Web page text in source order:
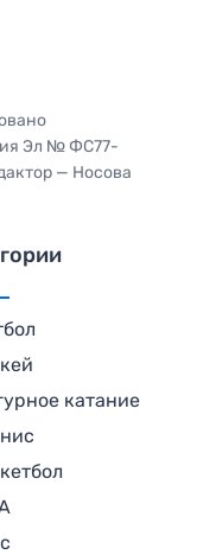
Эл № ФС77-
— Носова
катание